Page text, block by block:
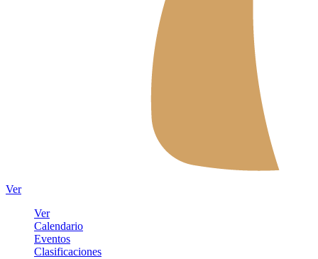
Ver
Ver
Calendario
Eventos
Clasificaciones